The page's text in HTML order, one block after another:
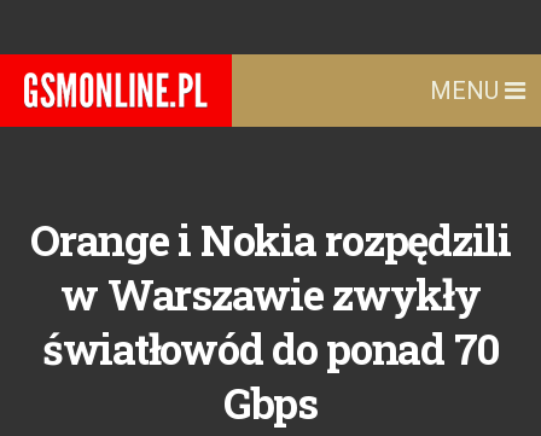
MENU
Orange i Nokia rozpędzili
w Warszawie zwykły
światłowód do ponad 70
Gbps